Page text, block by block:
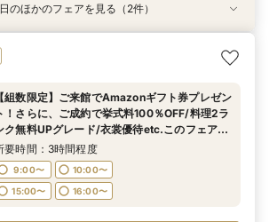
初見学でも安心】気軽に見学◎結婚式準備ス
ートフェア
9:00〜
10:00〜
14:30〜
15:00〜
フェアを予約
少人数*おもてなし重視の方*必見】八坂の塔に
う挙式×実際のご婚礼料理ハーフコース試食で
所要時間：3時間程度
9:00〜
10:00〜
14:30〜
15:00〜
フェアを予約
のほかのフェアを見る（2件）
【組数限定】ご来館でAmazonギフト券プレゼン
！さらに、ご成約で挙式料100％OFF/料理2ラ
ク無料UPグレード/衣裳優待etc.このフェア限
の特典付リニューアル記念フェア◎
要時間：3時間程度
9:00〜
10:00〜
15:00〜
16:00〜